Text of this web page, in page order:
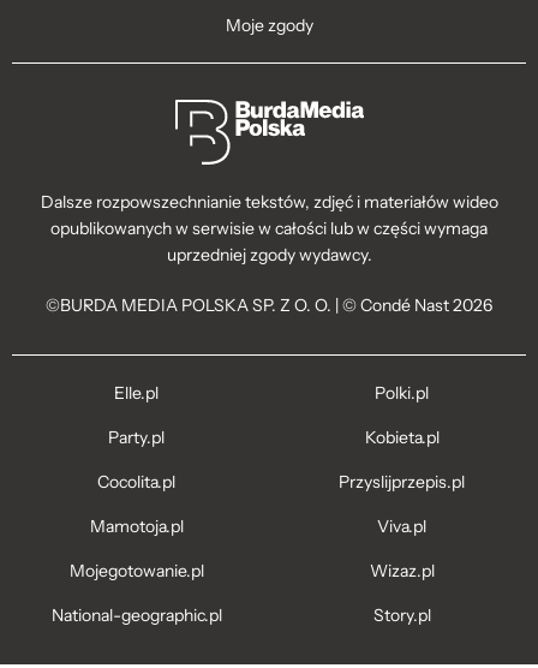
Moje zgody
Dalsze rozpowszechnianie tekstów, zdjęć i materiałów wideo
opublikowanych w serwisie w całości lub w części wymaga
uprzedniej zgody wydawcy.
©BURDA MEDIA POLSKA SP. Z O. O. | © Condé Nast 2026
Elle.pl
Party.pl
Cocolita.pl
Mamotoja.pl
Mojegotowanie.pl
National-geographic.pl
Polki.pl
Kobieta.pl
Przyslijprzepis.pl
Viva.pl
Wizaz.pl
Story.pl